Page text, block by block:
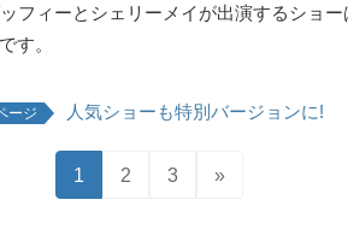
フィーとシェリーメイが出演するショ
す。
ージ 人気ショーも特別バージョンに!
1 2 3 »